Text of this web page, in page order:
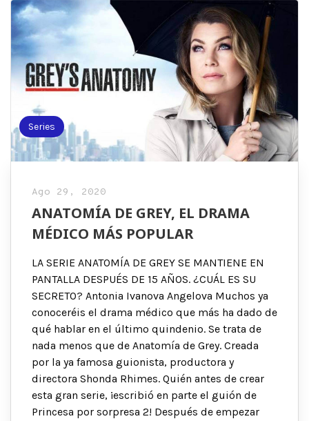
Series
Ago 29, 2020
ANATOMÍA DE GREY, EL DRAMA
MÉDICO MÁS POPULAR
LA SERIE ANATOMÍA DE GREY SE MANTIENE EN
PANTALLA DESPUÉS DE 15 AÑOS. ¿CUÁL ES SU
SECRETO? Antonia Ivanova Angelova Muchos ya
conoceréis el drama médico que más ha dado de
qué hablar en el último quindenio. Se trata de
nada menos que de Anatomía de Grey. Creada
por la ya famosa guionista, productora y
directora Shonda Rhimes. Quién antes de crear
esta gran serie, ¡escribió en parte el guión de
Princesa por sorpresa 2! Después de empezar